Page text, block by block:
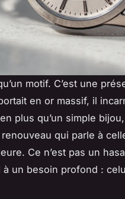
motif. C’est une
en or massif, il
plus qu’un simple
qui parle à
Ce n’est pas un
un besoin profond :